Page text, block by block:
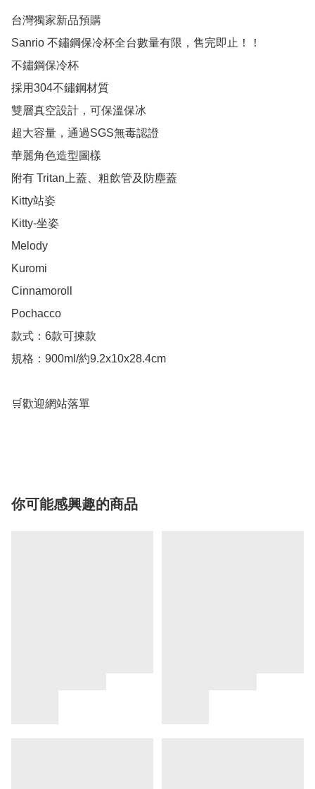
台灣獨家新品預購
Sanrio 不鏽鋼保冷杯全台數量有限，售完即止！！
不鏽鋼保冷杯
採用304不鏽鋼材質
雙層真空設計，可保溫保冰
超大容量，通過SGS無毒認證
華麗角色造型圖樣
附有 Tritan上蓋、粗飲管及防塵蓋
Kitty站姿
Kitty-坐姿
Melody
Kuromi
Cinnamoroll
Pochacco
款式：6款可揀款
規格：900ml/約9.2x10x28.4cm
🛒歡迎網站落單
你可能感興趣的商品